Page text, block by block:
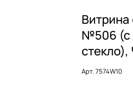
№506 (с
Арт.7574W10